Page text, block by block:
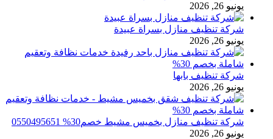
يونيو 26, 2026
شركة تنظيف منازل بسراة عبيدة
يونيو 26, 2026
شركة تنظيف بابها
يونيو 26, 2026
شركة تنظيف منازل بخميس مشيط خصم30% 0550495651
يونيو 26, 2026